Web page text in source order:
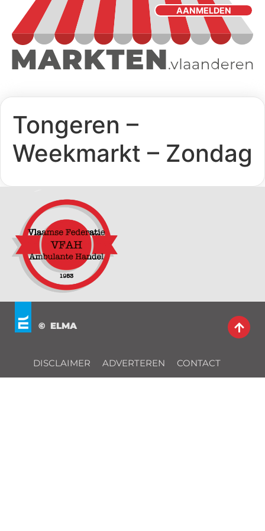
AANMELDEN
Tongeren –
Weekmarkt – Zondag
© ELMA
DISCLAIMER ADVERTEREN CONTACT